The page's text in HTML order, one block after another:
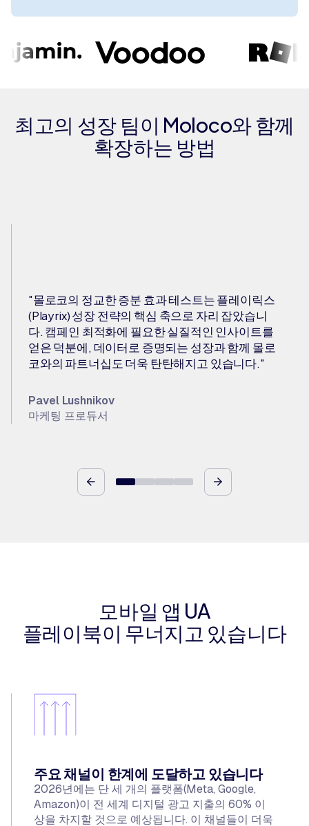
최고의 성장 팀이 Moloco와 함께
확장하는 방법
"몰로코의 정교한 증분 효과 테스트는 플레이릭스
(Playrix) 성장 전략의 핵심 축으로 자리 잡았습니
다. 캠페인 최적화에 필요한 실질적인 인사이트를
얻은 덕분에, 데이터로 증명되는 성장과 함께 몰로
코와의 파트너십도 더욱 탄탄해지고 있습니다."
Pavel Lushnikov
마케팅 프로듀서
모바일 앱 UA
플레이북이 무너지고 있습니다
주요 채널이 한계에 도달하고 있습니다
2026년에는 단 세 개의 플랫폼(Meta, Google,
Amazon)이 전 세계 디지털 광고 지출의 60% 이
상을 차지할 것으로 예상됩니다. 이 채널들이 더욱